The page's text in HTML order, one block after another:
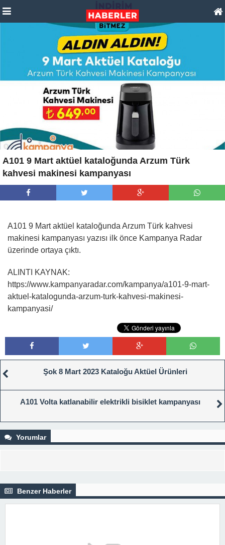
A101 9 Mart aktüel kataloğunda Arzum Türk
kahvesi makinesi kampanyası
A101 9 Mart aktüel kataloğunda Arzum Türk kahvesi
makinesi kampanyası yazısı ilk önce Kampanya Radar
üzerinde ortaya çıktı.
ALINTI KAYNAK:
https://www.kampanyaradar.com/kampanya/a101-9-mart-
aktuel-katalogunda-arzum-turk-kahvesi-makinesi-
kampanyasi/
Şok 8 Mart 2023 Kataloğu Aktüel Ürünleri
A101 Volta katlanabilir elektrikli bisiklet kampanyası
Yorumlar
Benzer Haberler